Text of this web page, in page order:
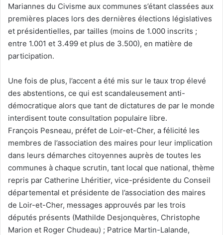
Mariannes du Civisme aux communes s’étant classées aux
premières places lors des dernières élections législatives
et présidentielles, par tailles (moins de 1.000 inscrits ;
entre 1.001 et 3.499 et plus de 3.500), en matière de
participation.
Une fois de plus, l’accent a été mis sur le taux trop élevé
des abstentions, ce qui est scandaleusement anti-
démocratique alors que tant de dictatures de par le monde
interdisent toute consultation populaire libre.
François Pesneau, préfet de Loir-et-Cher, a félicité les
membres de l’association des maires pour leur implication
dans leurs démarches citoyennes auprès de toutes les
communes à chaque scrutin, tant local que national, thème
repris par Catherine Lhéritier, vice-présidente du Conseil
départemental et présidente de l’association des maires
de Loir-et-Cher, messages approuvés par les trois
députés présents (Mathilde Desjonquères, Christophe
Marion et Roger Chudeau) ; Patrice Martin-Lalande,